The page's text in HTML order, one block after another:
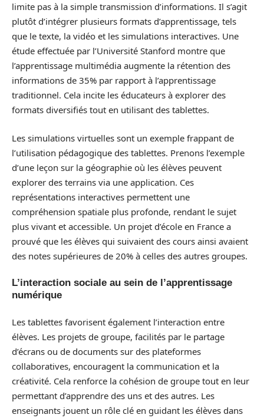
limite pas à la simple transmission d’informations. Il s’agit
plutôt d’intégrer plusieurs formats d’apprentissage, tels
que le texte, la vidéo et les simulations interactives. Une
étude effectuée par l’Université Stanford montre que
l’apprentissage multimédia augmente la rétention des
informations de 35% par rapport à l’apprentissage
traditionnel. Cela incite les éducateurs à explorer des
formats diversifiés tout en utilisant des tablettes.
Les simulations virtuelles sont un exemple frappant de
l’utilisation pédagogique des tablettes. Prenons l’exemple
d’une leçon sur la géographie où les élèves peuvent
explorer des terrains via une application. Ces
représentations interactives permettent une
compréhension spatiale plus profonde, rendant le sujet
plus vivant et accessible. Un projet d’école en France a
prouvé que les élèves qui suivaient des cours ainsi avaient
des notes supérieures de 20% à celles des autres groupes.
L’interaction sociale au sein de l’apprentissage
numérique
Les tablettes favorisent également l’interaction entre
élèves. Les projets de groupe, facilités par le partage
d’écrans ou de documents sur des plateformes
collaboratives, encouragent la communication et la
créativité. Cela renforce la cohésion de groupe tout en leur
permettant d’apprendre des uns et des autres. Les
enseignants jouent un rôle clé en guidant les élèves dans